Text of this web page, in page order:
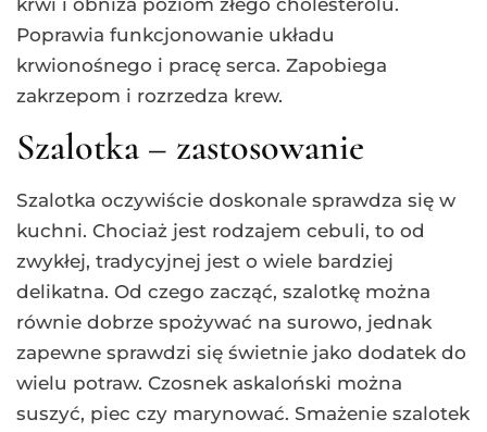
krwi i obniża poziom złego cholesterolu.
Poprawia funkcjonowanie układu
krwionośnego i pracę serca. Zapobiega
zakrzepom i rozrzedza krew.
Szalotka – zastosowanie
Szalotka oczywiście doskonale sprawdza się w
kuchni. Chociaż jest rodzajem cebuli, to od
zwykłej, tradycyjnej jest o wiele bardziej
delikatna. Od czego zacząć, szalotkę można
równie dobrze spożywać na surowo, jednak
zapewne sprawdzi się świetnie jako dodatek do
wielu potraw. Czosnek askaloński można
suszyć, piec czy marynować. Smażenie szalotek